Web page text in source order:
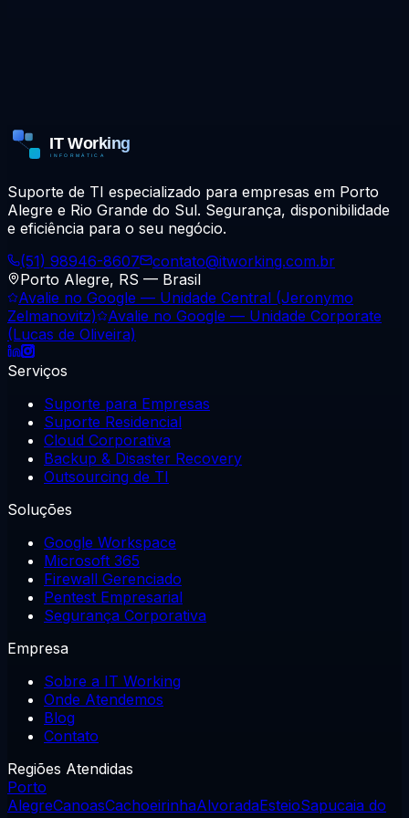
Suporte de TI especializado para empresas em Porto
Alegre e Rio Grande do Sul. Segurança, disponibilidade
e eficiência para o seu negócio.
(51) 98946-8607
contato@itworking.com.br
Porto Alegre, RS — Brasil
Avalie no Google — Unidade Central (Jeronymo
Zelmanovitz)
Avalie no Google — Unidade Corporate
(Lucas de Oliveira)
Serviços
Suporte para Empresas
Suporte Residencial
Cloud Corporativa
Backup & Disaster Recovery
Outsourcing de TI
Soluções
Google Workspace
Microsoft 365
Firewall Gerenciado
Pentest Empresarial
Segurança Corporativa
Empresa
Sobre a IT Working
Onde Atendemos
Blog
Contato
Regiões Atendidas
Porto
AlegreCanoasCachoeirinhaAlvoradaEsteioSapucaia do